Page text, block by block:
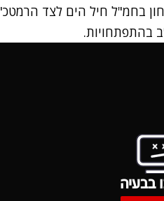
בחמ"ל חיל הים לצד
בהתפתחויות.
בבעיה